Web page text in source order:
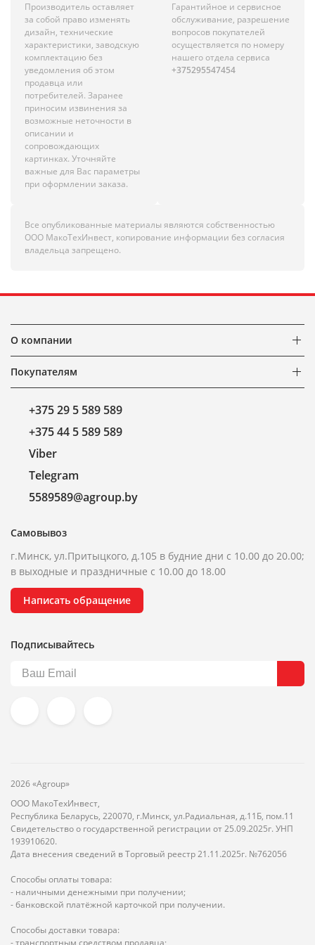
Производитель оставляет
за собой право изменять
дизайн, технические
характеристики, заводскую
комплектацию без
уведомления об этом
продавца или
потребителей. Заранее
приносим извинения за
возможные неточности в
описании и
сопровождающих
картинках. Уточняйте
важные для Вас параметры
при оформлении заказа.
Гарантийное и сервисное
обслуживание, разрешение
вопросов покупателей
осуществляется по номеру
нашего отдела сервиса
+375295547454
Все опубликованные материалы являются собственностью
ООО МакоТехИнвест, копирование информации без согласия
владельца запрещено.
О компании
Покупателям
+375 29 5 589 589
+375 44 5 589 589
Viber
Telegram
5589589@agroup.by
Самовывоз
г.Минск, ул.Притыцкого, д.105 в будние дни с 10.00 до 20.00;
в выходные и праздничные с 10.00 до 18.00
Написать обращение
Подписывайтесь
2026 «Agroup»
ООО МакоТехИнвест,
Республика Беларусь, 220070, г.Минск, ул.Радиальная, д.11Б, пом.11
Свидетельство о государственной регистрации от 25.09.2025г. УНП
193910620.
Дата внесения сведений в Торговый реестр 21.11.2025г. №762056
Способы оплаты товара:
- наличными денежными при получении;
- банковской платёжной карточкой при получении.
Способы доставки товара:
- транспортным средством продавца;